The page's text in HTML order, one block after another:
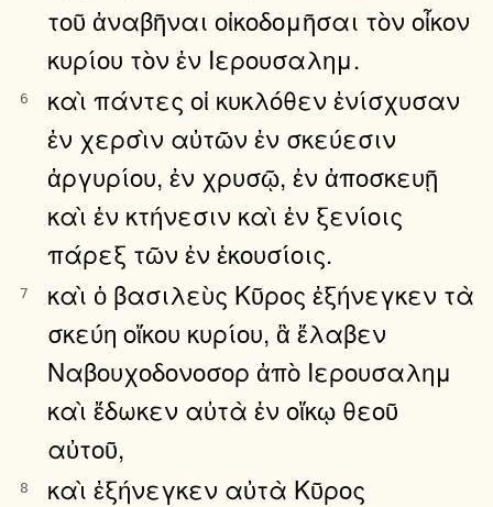
τοῦ ἀναβῆναι οἰκοδομῆσαι τὸν οἶκον
κυρίου τὸν ἐν Ιερουσαλημ.
6
καὶ πάντες οἱ κυκλόθεν ἐνίσχυσαν
ἐν χερσὶν αὐτῶν ἐν σκεύεσιν
ἀργυρίου, ἐν χρυσῷ, ἐν ἀποσκευῇ
καὶ ἐν κτήνεσιν καὶ ἐν ξενίοις
πάρεξ τῶν ἐν ἑκουσίοις.
7
καὶ ὁ βασιλεὺς Κῦρος ἐξήνεγκεν τὰ
σκεύη οἴκου κυρίου, ἃ ἔλαβεν
Ναβουχοδονοσορ ἀπὸ Ιερουσαλημ
καὶ ἔδωκεν αὐτὰ ἐν οἴκῳ θεοῦ
αὐτοῦ,
8
καὶ ἐξήνεγκεν αὐτὰ Κῦρος